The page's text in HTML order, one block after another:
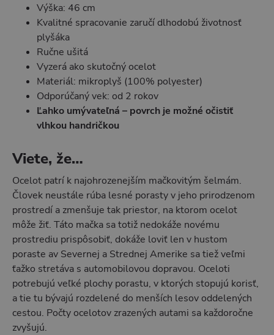
Výška: 46 cm
Kvalitné spracovanie zaručí dlhodobú životnosť
plyšáka
Ručne ušitá
Vyzerá ako skutočný ocelot
Materiál: mikroplyš (100% polyester)
Odporúčaný vek: od 2 rokov
Ľahko umývateľná – povrch je možné očistiť
vlhkou handričkou
Viete, že…
Ocelot patrí k najohrozenejším mačkovitým šelmám.
Človek neustále rúba lesné porasty v jeho prirodzenom
prostredí a zmenšuje tak priestor, na ktorom ocelot
môže žiť. Táto mačka sa totiž nedokáže novému
prostrediu prispôsobiť, dokáže loviť len v hustom
poraste av Severnej a Strednej Amerike sa tiež veľmi
ťažko stretáva s automobilovou dopravou. Oceloti
potrebujú veľké plochy porastu, v ktorých stopujú korisť,
a tie tu bývajú rozdelené do menších lesov oddelených
cestou. Počty ocelotov zrazených autami sa každoročne
zvyšujú.